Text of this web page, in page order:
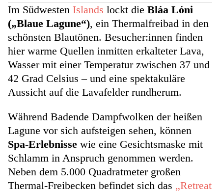
Im Südwesten Islands lockt die Bláa Lóni
(„Blaue Lagune“), ein Thermalfreibad in den
schönsten Blautönen. Besucher:innen finden
hier warme Quellen inmitten erkalteter Lava,
Wasser mit einer Temperatur zwischen 37 und
42 Grad Celsius – und eine spektakuläre
Aussicht auf die Lavafelder rundherum.
Während Badende Dampfwolken der heißen
Lagune vor sich aufsteigen sehen, können
Spa-Erlebnisse wie eine Gesichtsmaske mit
Schlamm in Anspruch genommen werden.
Neben dem 5.000 Quadratmeter großen
Thermal-Freibecken befindet sich das „Retreat